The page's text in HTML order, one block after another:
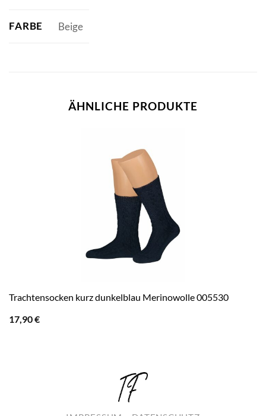
FARBE Beige
ÄHNLICHE PRODUKTE
Trachtensocken kurz dunkelblau Merinowolle 005530
17,90€